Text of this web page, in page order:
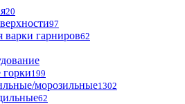
20
97
варки гарниров62
199
морозильные1302
62